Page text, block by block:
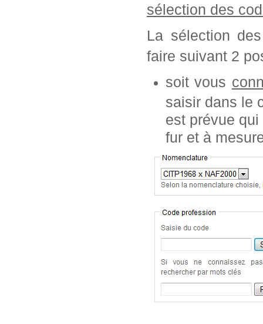
sélection des
La sélection
faire suivant 2
soit vous
saisir dans le
est prévue
fur et à